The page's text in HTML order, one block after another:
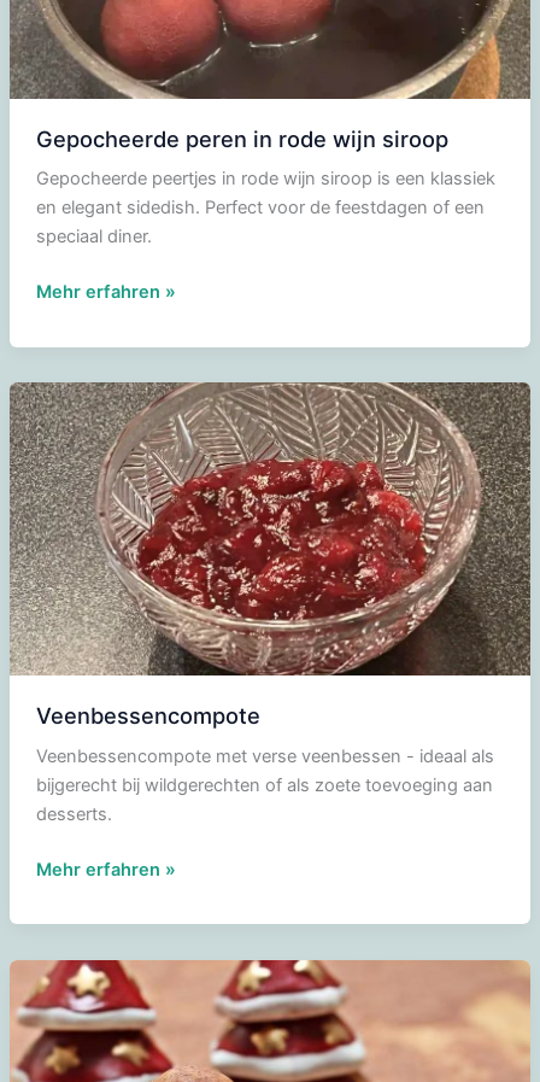
Gepocheerde peren in rode wijn siroop
Gepocheerde peertjes in rode wijn siroop is een klassiek
en elegant sidedish. Perfect voor de feestdagen of een
speciaal diner.
Gepocheerde
in
rode
wijn
siroop
Mehr erfahren »
Veenbessencompote
Veenbessencompote met verse veenbessen - ideaal als
bijgerecht bij wildgerechten of als zoete toevoeging aan
desserts.
Veenbessencompote
Mehr erfahren »